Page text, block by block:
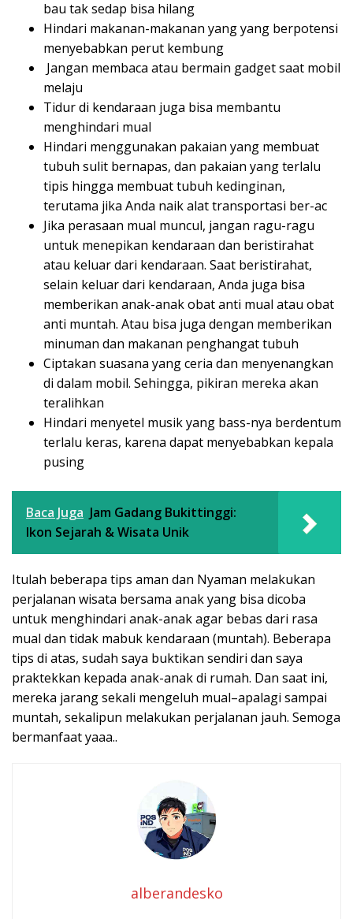
bau tak sedap bisa hilang
Hindari makanan-makanan yang yang berpotensi
menyebabkan perut kembung
Jangan membaca atau bermain gadget saat mobil
melaju
Tidur di kendaraan juga bisa membantu
menghindari mual
Hindari menggunakan pakaian yang membuat
tubuh sulit bernapas, dan pakaian yang terlalu
tipis hingga membuat tubuh kedinginan,
terutama jika Anda naik alat transportasi ber-ac
Jika perasaan mual muncul, jangan ragu-ragu
untuk menepikan kendaraan dan beristirahat
atau keluar dari kendaraan. Saat beristirahat,
selain keluar dari kendaraan, Anda juga bisa
memberikan anak-anak obat anti mual atau obat
anti muntah. Atau bisa juga dengan memberikan
minuman dan makanan penghangat tubuh
Ciptakan suasana yang ceria dan menyenangkan
di dalam mobil. Sehingga, pikiran mereka akan
teralihkan
Hindari menyetel musik yang bass-nya berdentum
terlalu keras, karena dapat menyebabkan kepala
pusing
Baca Juga Jam Gadang Bukittinggi:
Ikon Sejarah & Wisata Unik
Itulah beberapa tips aman dan Nyaman melakukan
perjalanan wisata bersama anak yang bisa dicoba
untuk menghindari anak-anak agar bebas dari rasa
mual dan tidak mabuk kendaraan (muntah). Beberapa
tips di atas, sudah saya buktikan sendiri dan saya
praktekkan kepada anak-anak di rumah. Dan saat ini,
mereka jarang sekali mengeluh mual–apalagi sampai
muntah, sekalipun melakukan perjalanan jauh. Semoga
bermanfaat yaaa..
alberandesko